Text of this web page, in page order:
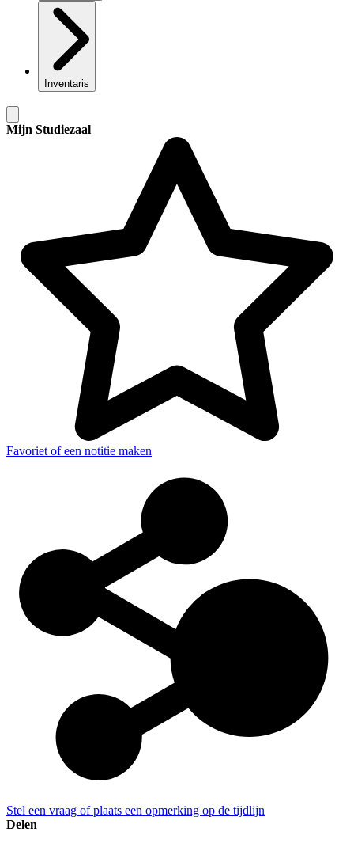
Inventaris
Mijn Studiezaal
Favoriet of een notitie maken
Stel een vraag of plaats een opmerking op de tijdlijn
Delen